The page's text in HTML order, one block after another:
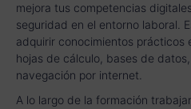
mejora tus competencias
seguridad en el entorno laboral.
adquirir conocimientos prácticos
hojas de cálculo, bases de
navegación por internet.
A lo largo de la formación